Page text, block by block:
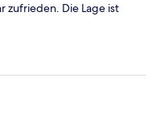
zufrieden. Die Lage ist